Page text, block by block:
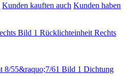
Kunden kauften auch Kunden haben
Rücklichteinheit Rechts
Dichtung